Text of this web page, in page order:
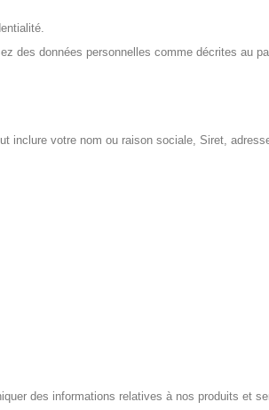
des données personnelles comme décrites au
inclure votre nom ou raison sociale, Siret,
des informations relatives à nos produits et